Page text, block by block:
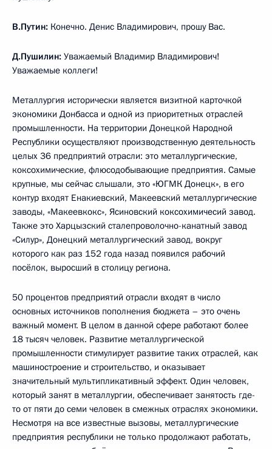
В.Путин: Конечно. Денис Владимирович, прошу Вас.
Д.Пушилин: Уважаемый Владимир Владимирович!
Уважаемые коллеги!
Металлургия исторически является визитной карточкой
экономики Донбасса и одной из приоритетных отраслей
промышленности. На территории Донецкой Народной
Республики осуществляют производственную деятельность
целых 36 предприятий отрасли: это металлургические,
коксохимические, флюсодобывающие предприятия. Самые
крупные, мы сейчас слышали, это «ЮГМК Донецк», в его
контур входят Енакиевский, Макеевский металлургические
заводы, «Макеевкокс», Ясиновский коксохимичесий завод.
Также это Харцызский сталепроволочно-канатный завод
«Силур», Донецкий металлургический завод, вокруг
которого как раз 152 года назад появился рабочий
посёлок, выросший в столицу региона.
50 процентов предприятий отрасли входят в число
основных источников пополнения бюджета – это очень
важный момент. В целом в данной сфере работают более
18 тысяч человек. Развитие металлургической
промышленности стимулирует развитие таких отраслей, как
машиностроение и строительство, и оказывает
значительный мультипликативный эффект. Один человек,
который занят в металлургии, обеспечивает занятость где-
то от пяти до семи человек в смежных отраслях экономики.
Несмотря на все известные вызовы, металлургические
предприятия республики не только продолжают работать,